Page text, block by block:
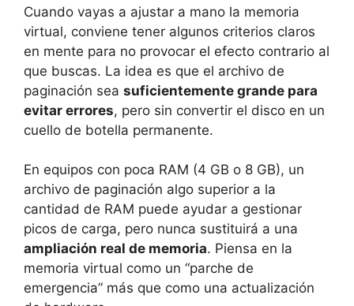
Cuando vayas a ajustar a mano la memoria
virtual, conviene tener algunos criterios claros
en mente para no provocar el efecto contrario al
que buscas. La idea es que el archivo de
paginación sea suficientemente grande para
evitar errores, pero sin convertir el disco en un
cuello de botella permanente.
En equipos con poca RAM (4 GB o 8 GB), un
archivo de paginación algo superior a la
cantidad de RAM puede ayudar a gestionar
picos de carga, pero nunca sustituirá a una
ampliación real de memoria. Piensa en la
memoria virtual como un “parche de
emergencia” más que como una actualización